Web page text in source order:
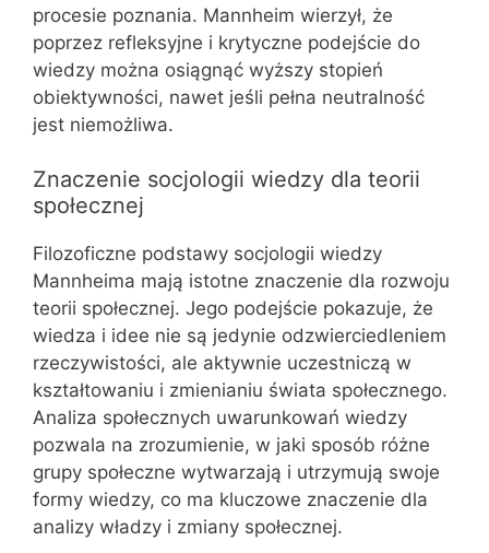
procesie poznania. Mannheim wierzył, że
poprzez refleksyjne i krytyczne podejście do
wiedzy można osiągnąć wyższy stopień
obiektywności, nawet jeśli pełna neutralność
jest niemożliwa.
Znaczenie socjologii wiedzy dla teorii
społecznej
Filozoficzne podstawy socjologii wiedzy
Mannheima mają istotne znaczenie dla rozwoju
teorii społecznej. Jego podejście pokazuje, że
wiedza i idee nie są jedynie odzwierciedleniem
rzeczywistości, ale aktywnie uczestniczą w
kształtowaniu i zmienianiu świata społecznego.
Analiza społecznych uwarunkowań wiedzy
pozwala na zrozumienie, w jaki sposób różne
grupy społeczne wytwarzają i utrzymują swoje
formy wiedzy, co ma kluczowe znaczenie dla
analizy władzy i zmiany społecznej.